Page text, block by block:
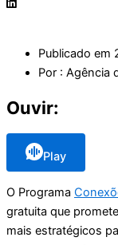
Publicado em
Por : Agência
Ouvir:
Play
O Programa
gratuita que
mais estratégicos